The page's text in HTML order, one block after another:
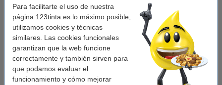
Para facilitarte el uso de nuestra
página 123tinta.es lo máximo posible,
utilizamos cookies y técnicas
similares. Las cookies funcionales
garantizan que la web funcione
correctamente y también sirven para
que podamos evaluar el
funcionamiento y cómo mejorar
Ver alternativas
Producto descatalogado.
Ahorro de casi63,6%en comparación con el cartucho original
Ahorra en costes de impresión. Contiene8 ml más
Marca 123tinta - HP 14 (C5010DE) cartucho color